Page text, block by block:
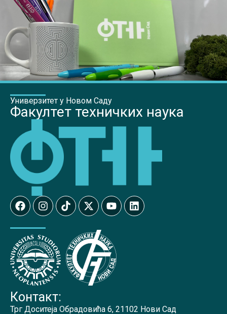
Универзитет у Новом Саду
Факултет техничких наука
Контакт:
Трг Доситеја Обрадовића 6, 21102 Нови Сад